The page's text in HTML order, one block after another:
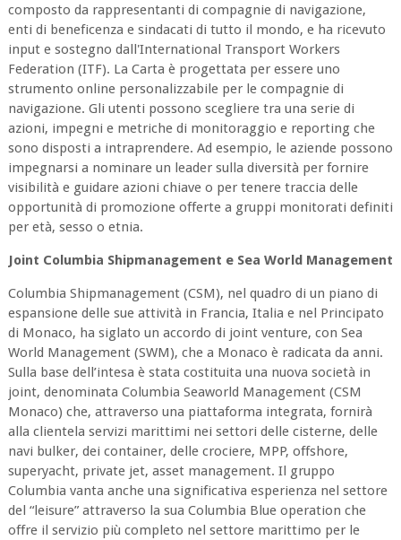
composto da rappresentanti di compagnie di navigazione,
enti di beneficenza e sindacati di tutto il mondo, e ha ricevuto
input e sostegno dall'International Transport Workers
Federation (ITF). La Carta è progettata per essere uno
strumento online personalizzabile per le compagnie di
navigazione. Gli utenti possono scegliere tra una serie di
azioni, impegni e metriche di monitoraggio e reporting che
sono disposti a intraprendere. Ad esempio, le aziende possono
impegnarsi a nominare un leader sulla diversità per fornire
visibilità e guidare azioni chiave o per tenere traccia delle
opportunità di promozione offerte a gruppi monitorati definiti
per età, sesso o etnia.
Joint Columbia Shipmanagement e Sea World Management
Columbia Shipmanagement (CSM), nel quadro di un piano di
espansione delle sue attività in Francia, Italia e nel Principato
di Monaco, ha siglato un accordo di joint venture, con Sea
World Management (SWM), che a Monaco è radicata da anni.
Sulla base dell’intesa è stata costituita una nuova società in
joint, denominata Columbia Seaworld Management (CSM
Monaco) che, attraverso una piattaforma integrata, fornirà
alla clientela servizi marittimi nei settori delle cisterne, delle
navi bulker, dei container, delle crociere, MPP, offshore,
superyacht, private jet, asset management. Il gruppo
Columbia vanta anche una significativa esperienza nel settore
del “leisure” attraverso la sua Columbia Blue operation che
offre il servizio più completo nel settore marittimo per le